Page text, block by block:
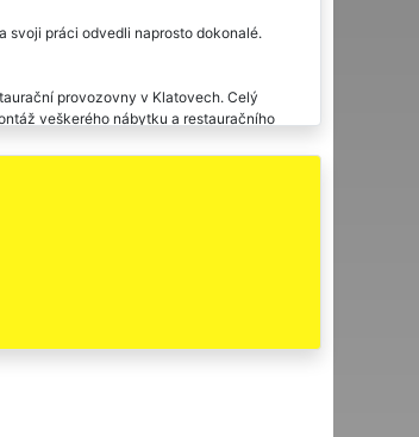
svoji práci odvedli naprosto dokonalé.
provozovny v Klatovech. Celý
veškerého nábytku a restauračního